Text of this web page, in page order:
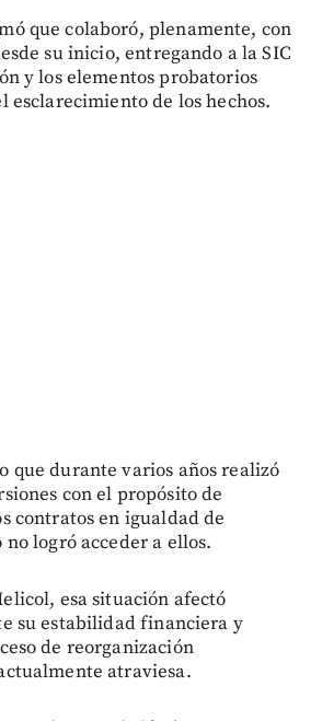
que colaboró, plenamente, con
su inicio, entregando a la SIC
y los elementos probatorios
esclarecimiento de los hechos.
que durante varios años realizó
con el propósito de
contratos en igualdad de
logró acceder a ellos.
esa situación afectó
su estabilidad financiera y
de reorganización
atraviesa.